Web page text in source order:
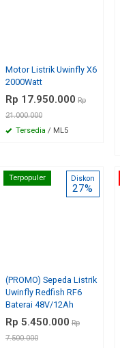
Motor Listrik Uwinfly X6
2000Watt
Rp 17.950.000 Rp
21.000.000
Tersedia / ML5
Terpopuler Diskon
27%
(PROMO) Sepeda Listrik
Uwinfly Redfish RF6
Baterai 48V/12Ah
Rp 5.450.000 Rp
7.500.000